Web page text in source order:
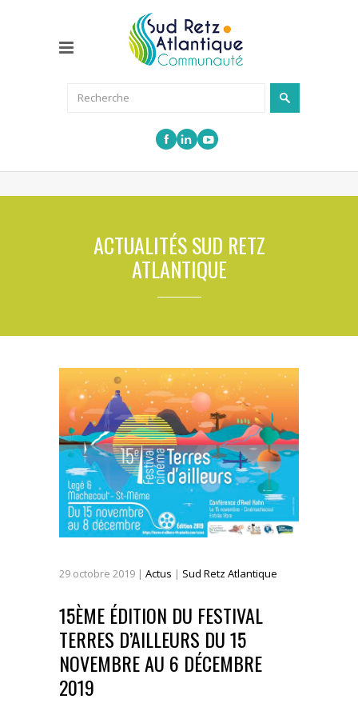
ACTUALITÉS SUD RETZ
ATLANTIQUE
29 octobre 2019 | Actus | Sud Retz Atlantique
15ÈME ÉDITION DU FESTIVAL
TERRES D’AILLEURS DU 15
NOVEMBRE AU 6 DÉCEMBRE
2019